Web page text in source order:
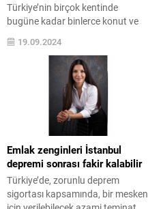
Türkiye’nin birçok kentinde
bugüne kadar binlerce konut ve
okul inşa eden AKAR Taahhüt
Yapı’nın Yönetim Kurulu Başkanı
Aydın Karakoç, deprem riskine
dikkat çekerek kentsel dönüşüm
projelerinin daha da hız
kazanması gerektiğini söyledi.
AYDIN KARAKOÇ: “Başta İstanbul
olmak üzere şehirlerimizdeki riskli
binaların yıkılıp yeniden inşası için
kaybedecek bir dakikamız bile
yok....
19.09.2024
Emlak zenginleri İstanbul
depremi sonrası fakir kalabilir
Türkiye’de, zorunlu deprem
sigortası kapsamında, bir mesken